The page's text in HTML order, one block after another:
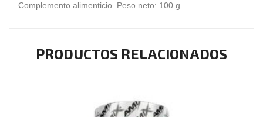
Complemento alimenticio. Peso neto: 100 g
PRODUCTOS RELACIONADOS